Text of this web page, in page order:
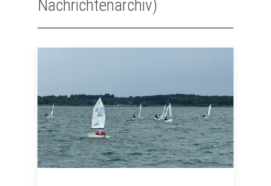
Nachrichtenarchiv)